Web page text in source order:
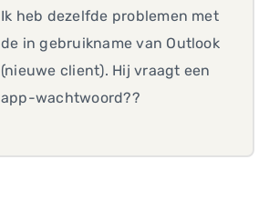
Ik heb dezelfde problemen met
de in gebruikname van Outlook
(nieuwe client). Hij vraagt een
app-wachtwoord??